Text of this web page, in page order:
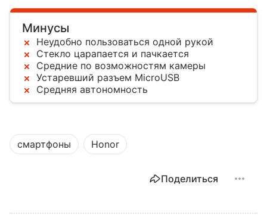
Минусы
Неудобно пользоваться одной рукой
Стекло царапается и пачкается
Средние по возможностям камеры
Устаревший разъем MicroUSB
Средняя автономность
смартфоны Honor
Поделиться